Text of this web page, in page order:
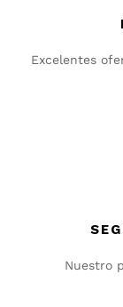
Excelentes
Nuestro